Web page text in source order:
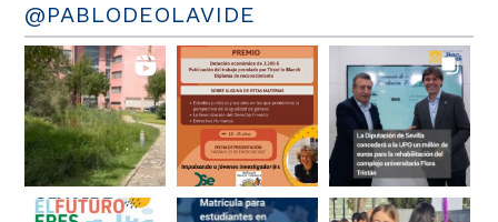
@PABLODEOLAVIDE